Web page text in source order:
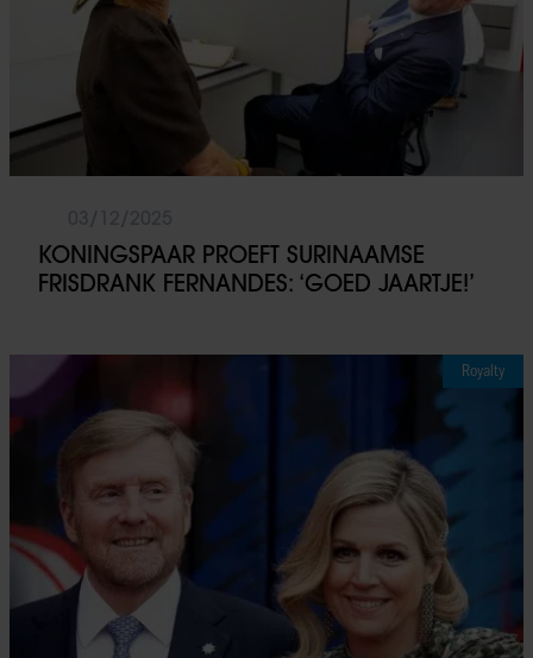
KONINGSPAAR PROEFT SURINAAMSE
FRISDRANK FERNANDES: ‘GOED JAARTJE!’
Royalty